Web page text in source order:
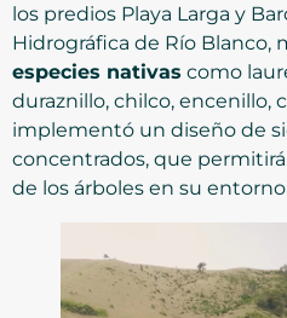
los predios Playa Larga y
Hidrográfica de Río Blanco,
especies nativas como
duraznillo, chilco, encenillo,
implementó un diseño de
concentrados, que
de los árboles en su